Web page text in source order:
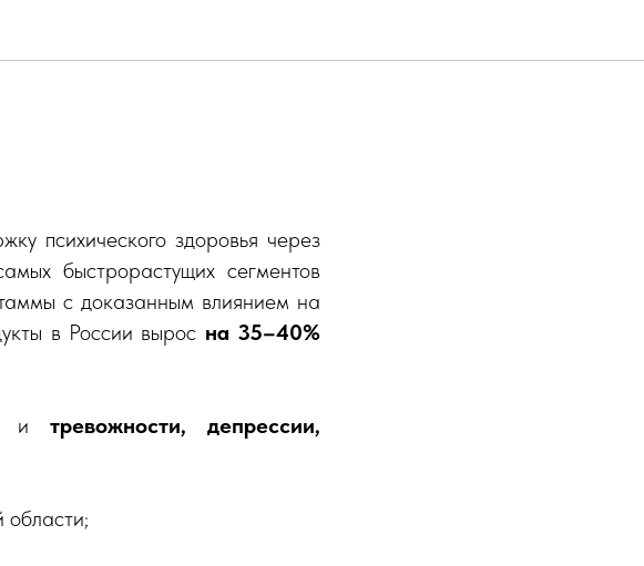
в России в
психического здоровья через
быстрорастущих сегментов
с доказанным влиянием на
в России вырос на 35–40%
и тревожности, депрессии,
области;